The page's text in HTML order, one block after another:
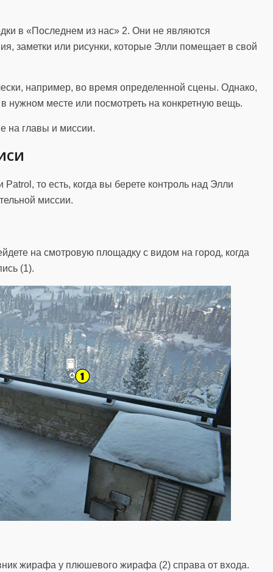
в «Последнем из нас» 2. Они не являются
заметки или рисунки, которые Элли помещает в свой
например, во время определенной сцены. Однако,
нужном месте или посмотреть на конкретную вещь.
на главы и миссии.
то есть, когда вы берете контроль над Элли
миссии.
на смотровую площадку с видом на город, когда
(1).
жирафа у плюшевого жирафа (2) справа от входа.